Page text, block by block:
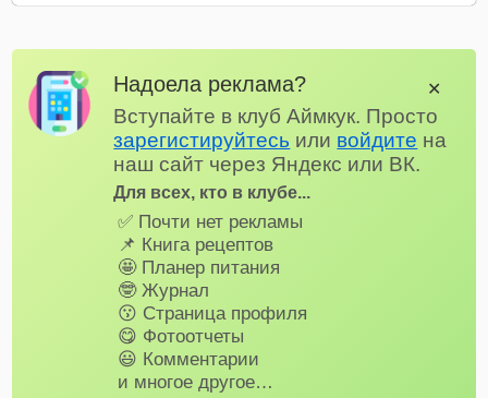
Надоела реклама?
Вступайте в клуб Аймкук. Просто
зарегистируйтесь или войдите на
наш сайт через Яндекс или ВК.
Для всех, кто в клубе...
✅ Почти нет рекламы
📌 Книга рецептов
🤩 Планер питания
🤓 Журнал
😗 Страница профиля
😋 Фотоотчеты
😃 Комментарии
и многое другое…
✕